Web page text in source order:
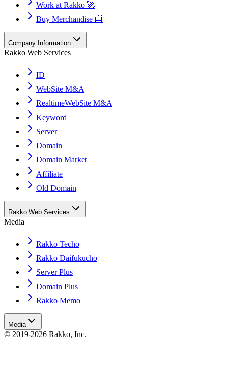
Work at Rakko 🚀
Buy Merchandise 🏬
Company Information
Rakko Web Services
ID
WebSite M&A
RealtimeWebSite M&A
Keyword
Server
Domain
Domain Market
Affiliate
Old Domain
Rakko Web Services
Media
Rakko Techo
Rakko Daifukucho
Server Plus
Domain Plus
Rakko Memo
Media
© 2019-2026 Rakko, Inc.